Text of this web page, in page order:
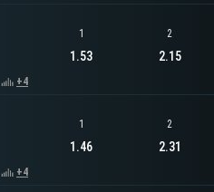
+4
1
1.53
2
2.15
+4
1
1.46
2
2.31